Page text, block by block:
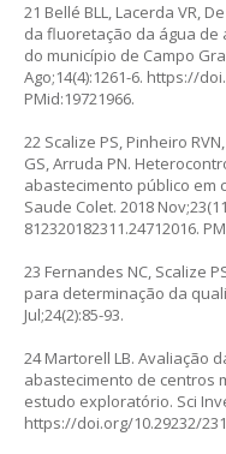
21 Bellé BLL, Lacerda VR,
da fluoretação da água
do município de Campo
Ago;14(4):1261-6. https://
PMid:19721966.
22 Scalize PS, Pinheiro
GS, Arruda PN.
abastecimento público em
Saude Colet. 2018
812320182311.24712016.
23 Fernandes NC, Scalize
para determinação da
Jul;24(2):85-93.
24 Martorell LB. Avaliação
abastecimento de centros
estudo exploratório. Sci
https://doi.org/10.29232/